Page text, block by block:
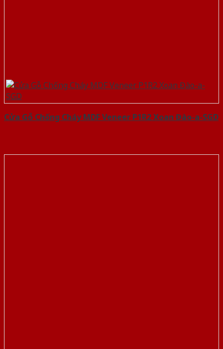
Cửa Gỗ Chống Cháy MDF Veneer P1R2 Xoan Đào-a-SGD